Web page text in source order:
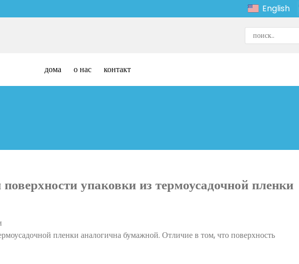
English
дома о нас контакт
упаковки из термоусадочной пленки
пленки аналогична бумажной. Отличие в том, что поверхность